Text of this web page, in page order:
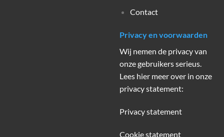
Contact
Privacy en voorwaarden
Wij nemen de privacy van
onze gebruikers serieus.
Lees hier meer over in onze
privacy statement:
Privacy statement
Cookie statement